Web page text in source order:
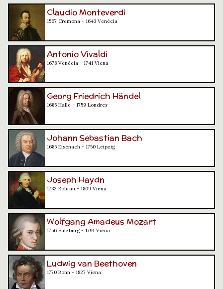
Claudio Monteverdi
1567 Cremona - 1643 Venècia
Antonio Vivaldi
1678 Venècia - 1741 Viena
Georg Friedrich Händel
1685 Halle - 1759 Londres
Johann Sebastian Bach
1685 Eisenach - 1750 Leipzig
Joseph Haydn
1732 Rohrau - 1809 Viena
Wolfgang Amadeus Mozart
1756 Salzburg - 1791 Viena
Ludwig van Beethoven
1770 Bonn - 1827 Viena